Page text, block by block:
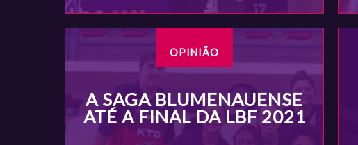
OPINIÃO
A SAGA BLUMENAUENSE
ATÉ A FINAL DA LBF 2021